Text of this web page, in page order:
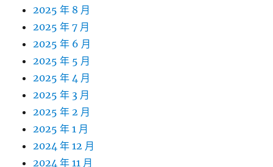
2025 年 8 月
2025 年 7 月
2025 年 6 月
2025 年 5 月
2025 年 4 月
2025 年 3 月
2025 年 2 月
2025 年 1 月
2024 年 12 月
2024 年 11 月